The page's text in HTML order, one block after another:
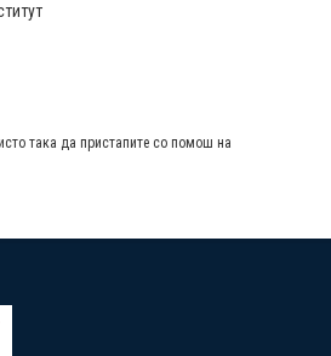
така да пристапите со помош на